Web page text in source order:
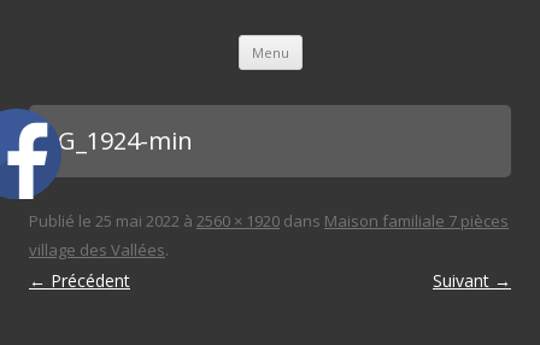
Menu Aller au contenu principal
IMG_1924-min
Publié le 25 mai 2022 à 2560 × 1920 dans Maison familiale 7 pièces
village des Vallées.
← Précédent Suivant →